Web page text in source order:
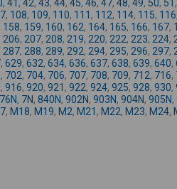
, 41 , 42, 43, 44, 45, 46, 47, 48, 49, 50, 51 ,
, 108, 109, 110, 111 , 112, 114, 115, 116
158, 159, 160, 162, 164, 165, 166, 167,
206, 207, 208, 219, 220, 222, 223, 224,
287, 288, 289, 292, 294, 295, 296, 297,
, 629, 632, 634, 636, 637, 638, 639, 640,
, 702, 704, 706, 707, 708, 709, 712, 716,
, 916, 920, 921 , 922, 924, 925, 928, 930,
76N, 7N, 840N, 902N, 903N, 904N, 905N,
, M18, M19, M2, M21 , M22, M23, M24,